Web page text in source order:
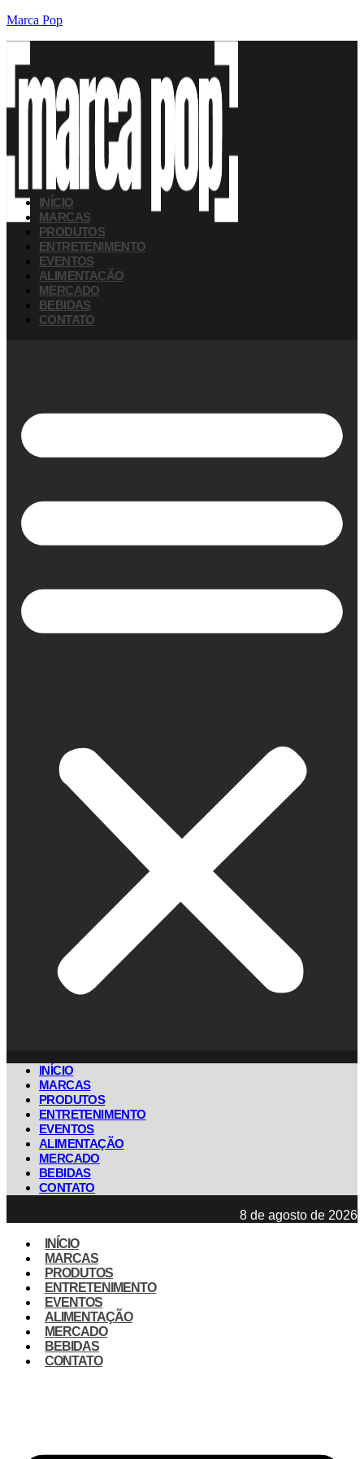
Marca Pop
INÍCIO
MARCAS
PRODUTOS
ENTRETENIMENTO
EVENTOS
ALIMENTAÇÃO
MERCADO
BEBIDAS
CONTATO
INÍCIO
MARCAS
PRODUTOS
ENTRETENIMENTO
EVENTOS
ALIMENTAÇÃO
MERCADO
BEBIDAS
CONTATO
8 de agosto de 2026
INÍCIO
MARCAS
PRODUTOS
ENTRETENIMENTO
EVENTOS
ALIMENTAÇÃO
MERCADO
BEBIDAS
CONTATO